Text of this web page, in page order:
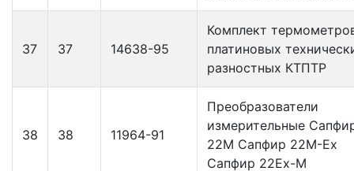
37 37 14638-95
Комплект
платиновых
разностных КТПТР
38 38 11964-91
Преобразователи
измерительные
22М Сапфир 22М-Ех
Сапфир 22Ех-М